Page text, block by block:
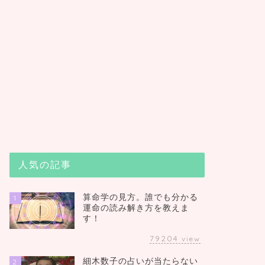
人気の記事
1
算命学の見方。誰でも分かる
運命の読み解き方を教えま
す！
79204 view
2 細木数子の占いが当たらない